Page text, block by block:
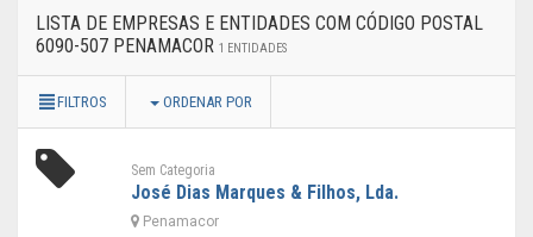
LISTA DE EMPRESAS E ENTIDADES COM CÓDIGO POSTAL
6090-507 PENAMACOR 1 ENTIDADES
FILTROS ORDENAR POR
Sem Categoria
José Dias Marques & Filhos, Lda.
Penamacor